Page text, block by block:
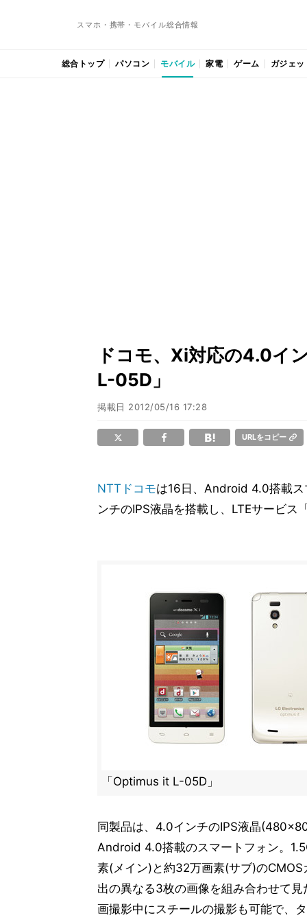
スマホ・携帯・モバイル総合情報
総合トップ パソコン モバイル 家電 ゲーム ガジェッ
ドコモ、Xi対応の4.0イ
L-05D」
掲載日 2012/05/16 17:28
URLをコピー
NTTドコモは16日、Android 4.0搭載
ンチのIPS液晶を搭載し、LTEサービ
「Optimus it L-05D」
同製品は、4.0インチのIPS液晶
Android 4.0搭載のスマートフォン。
素(メイン)と約32万画素(サブ)の
出の異なる3枚の画像を組み合わせて
画撮影中にスチールの撮影も可能で、